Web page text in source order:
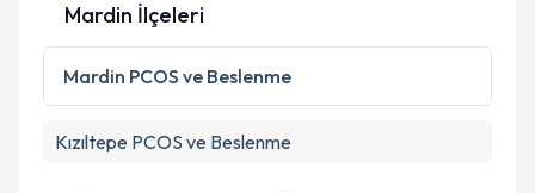
Kişisel verilerimin işlenmesine ilişkinAydınlatma
Metni'ni okudum ve kişisel verilerimin belirtilen
kapsamda işlenmesini kabul ediyorum.
Mardin İlçeleri
Mardin PCOS ve Beslenme
Kızıltepe PCOS ve Beslenme